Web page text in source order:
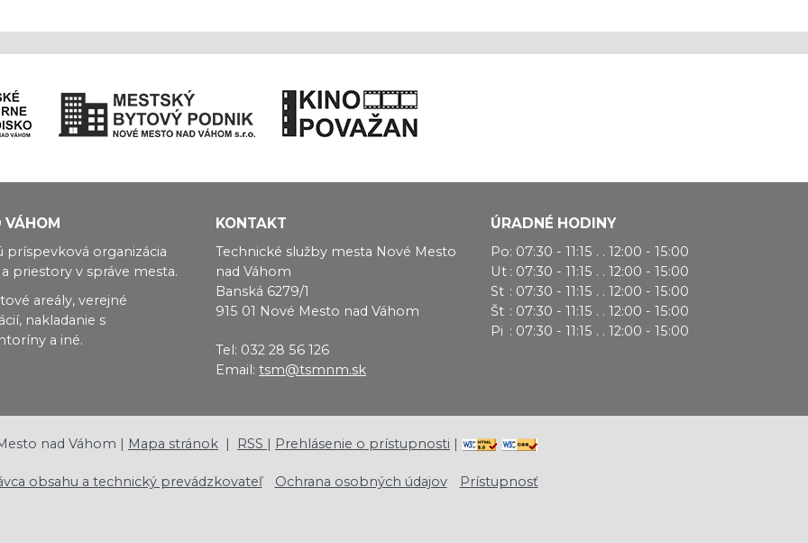
VÁHOM
príspevková organizácia
priestory v správe mesta.
areály, verejné
nakladanie s
a iné.
KONTAKT
Technické služby mesta Nové Mesto
nad Váhom
Banská 6279/1
915 01 Nové Mesto nad Váhom
Tel: ‪032 28 56 126
Email: tsm@tsmnm.sk
ÚRADNÉ HODINY
Po
Ut
St
Št
Pi
: 07:30 - 11:15 . . 12:00 - 15:00
: 07:30 - 11:15 . . 12:00 - 15:00
: 07:30 - 11:15 . . 12:00 - 15:00
: 07:30 - 11:15 . . 12:00 - 15:00
: 07:30 - 11:15 . . 12:00 - 15:00
nad Váhom | Mapa stránok | RSS | Prehlásenie o prístupnosti |
obsahu a technický prevádzkovateľ Ochrana osobných údajov Prístupnosť